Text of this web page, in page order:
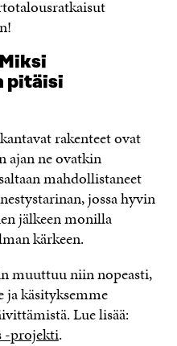
pitäisi
rakenteet ovat
ajan ne ovatkin
mahdollistaneet
jossa hyvin
jälkeen monilla
kärkeen.
muuttuu niin nopeasti,
ja käsityksemme
Lue lisää:
-projekti.